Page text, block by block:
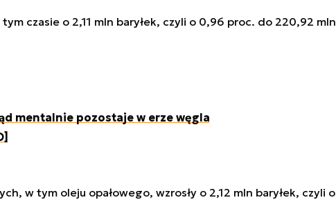
czasie o 2,11 mln baryłek, czyli o 0,96 proc. do 220,92 mln
mentalnie pozostaje w erze węgla
w tym oleju opałowego, wzrosły o 2,12 mln baryłek, czyli o